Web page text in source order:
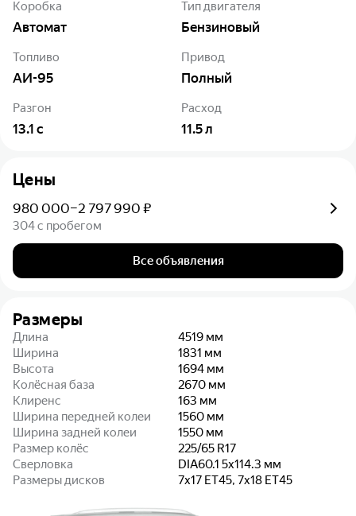
Коробка
Автомат
Тип двигателя
Бензиновый
Топливо
АИ-95
Привод
Полный
Разгон
13.1 с
Расход
11.5л
Цены
980 000–2 797 990 ₽
304 с пробегом
Все объявления
Размеры
Длина 4519 мм
Ширина
1831 мм
Высота
1694 мм
Колёсная база
2670 мм
Клиренс
163 мм
Ширина передней колеи
1560 мм
Ширина задней колеи
1550 мм
Размер колёс
225/65 R17
Сверловка
DIA60.1 5x114.3 мм
Размеры дисков
7x17 ET45, 7x18 ET45